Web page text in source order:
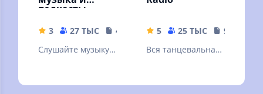
подкасты
3 27 ТЫС
41 MB
Слушайте музыку и
онлайн и без
5 25 ТЫС
9.39 MB
Вся танцевальная